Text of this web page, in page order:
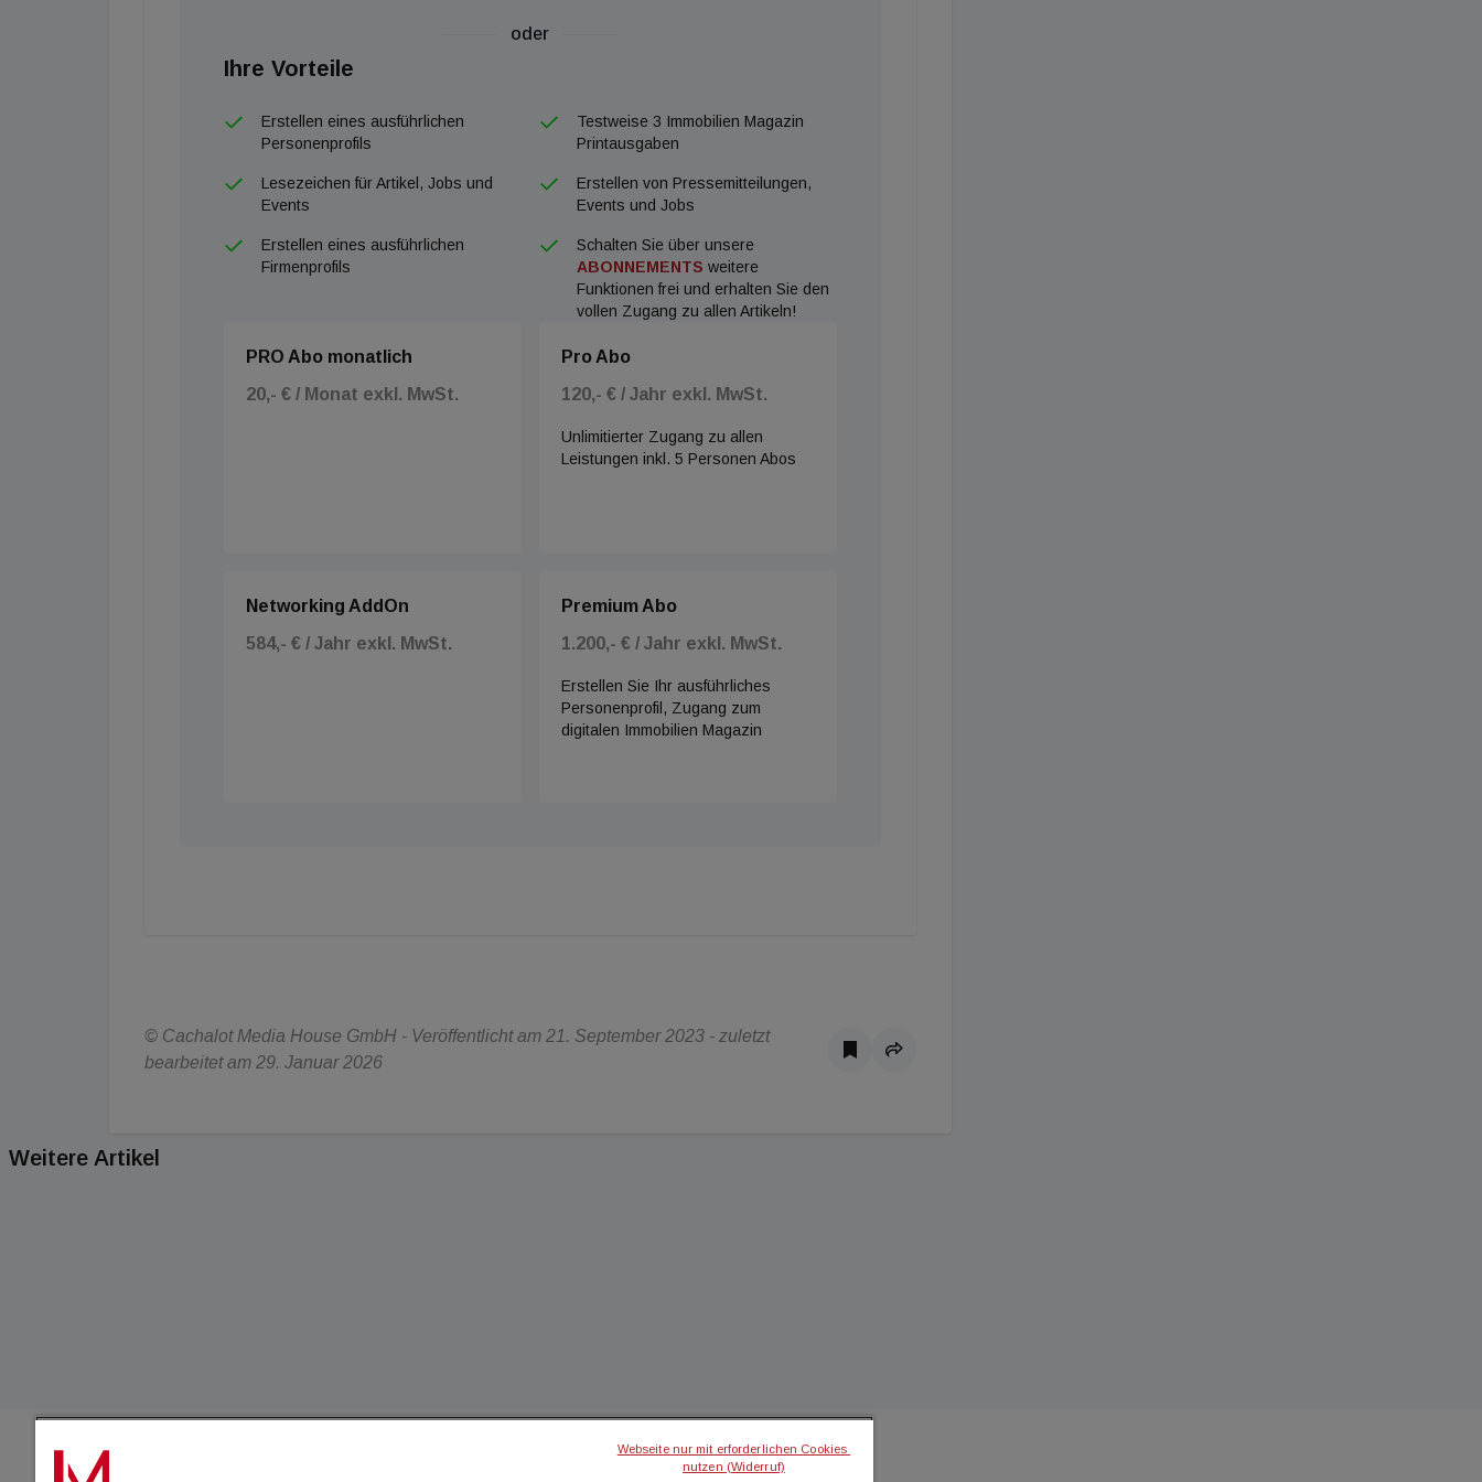
oder
Ihre Vorteile
Erstellen eines ausführlichen
Personenprofils
Testweise 3 Immobilien Magazin
Printausgaben
Lesezeichen für Artikel, Jobs und
Events
Erstellen von Pressemitteilungen,
Events und Jobs
Erstellen eines ausführlichen
Firmenprofils
Schalten Sie über unsere
ABONNEMENTS weitere
Funktionen frei und erhalten Sie den
vollen Zugang zu allen Artikeln!
PRO Abo monatlich
20,- € / Monat exkl. MwSt.
Pro Abo
120,- € / Jahr exkl. MwSt.
Unlimitierter Zugang zu allen
Leistungen inkl. 5 Personen Abos
Networking AddOn
584,- € / Jahr exkl. MwSt.
Premium Abo
1.200,- € / Jahr exkl. MwSt.
Erstellen Sie Ihr ausführliches
Personenprofil, Zugang zum
digitalen Immobilien Magazin
© Cachalot Media House GmbH - Veröffentlicht am 21. September 2023 - zuletzt
bearbeitet am 29. Januar 2026
Weitere Artikel
Webseite nur mit erforderlichen Cookies
nutzen (Widerruf)